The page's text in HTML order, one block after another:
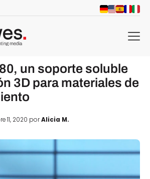
menu
un soporte soluble
3D para materiales de
11, 2020 porAlicia M.